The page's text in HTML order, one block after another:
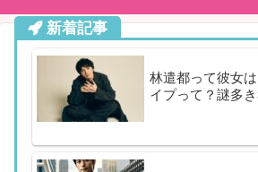
新着記事
林遣都って彼女
イプって？謎多